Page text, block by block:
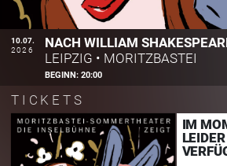
10.07.
2026
NACH WILLIAM
LEIPZIG • MORITZBASTEI
BEGINN:20:00
TICKETS
IM